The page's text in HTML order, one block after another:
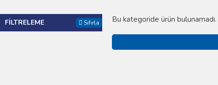
FILTRELEME Sıfırla Bu kategoride ürün bulunamadı.